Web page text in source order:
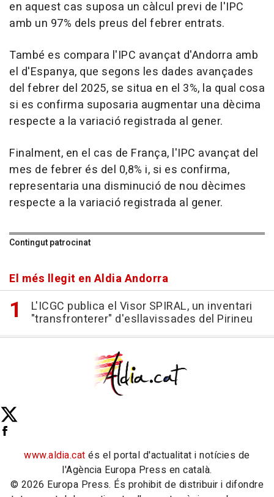
en aquest cas suposa un càlcul previ de l'IPC
amb un 97% dels preus del febrer entrats.
També es compara l'IPC avançat d'Andorra amb
el d'Espanya, que segons les dades avançades
del febrer del 2025, se situa en el 3%, la qual cosa
si es confirma suposaria augmentar una dècima
respecte a la variació registrada al gener.
Finalment, en el cas de França, l'IPC avançat del
mes de febrer és del 0,8% i, si es confirma,
representaria una disminució de nou dècimes
respecte a la variació registrada al gener.
Contingut patrocinat
El més llegit en Aldia Andorra
L'ICGC publica el Visor SPIRAL, un inventari
"transfronterer" d'esllavissades del Pirineu
www.aldia.cat és el portal d'actualitat i notícies de
l'Agència Europa Press en català.
© 2026 Europa Press. És prohibit de distribuir i difondre